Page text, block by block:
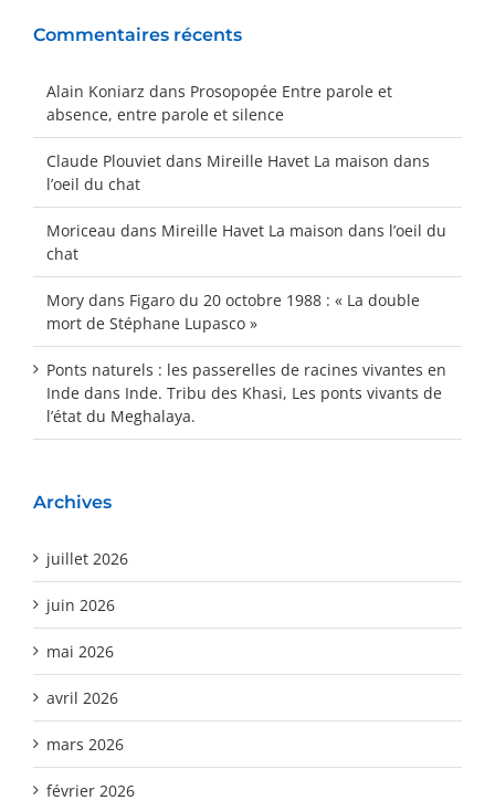
Commentaires récents
Alain Koniarz dans Prosopopée Entre parole et
absence, entre parole et silence
Claude Plouviet dans Mireille Havet La maison dans
l’oeil du chat
Moriceau dans Mireille Havet La maison dans l’oeil du
chat
Mory dans Figaro du 20 octobre 1988 : « La double
mort de Stéphane Lupasco »
Ponts naturels : les passerelles de racines vivantes en
Inde dans Inde. Tribu des Khasi, Les ponts vivants de
l’état du Meghalaya.
Archives
juillet 2026
juin 2026
mai 2026
avril 2026
mars 2026
février 2026